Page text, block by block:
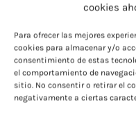
cookies
Para ofrecer las mejores
cookies para almacenar y/o
consentimiento de estas
el comportamiento de
sitio. No consentir o retirar el
negativamente a ciertas
Seleccionar opciones